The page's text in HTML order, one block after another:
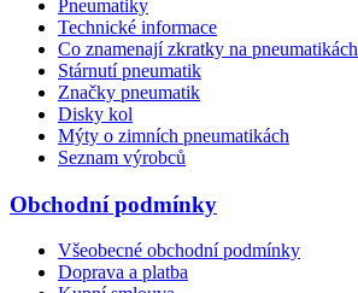
Pneumatiky
Technické informace
Co znamenají zkratky na pneumatikách
Stárnutí pneumatik
Značky pneumatik
Disky kol
Mýty o zimních pneumatikách
Seznam výrobců
Obchodní podmínky
Všeobecné obchodní podmínky
Doprava a platba